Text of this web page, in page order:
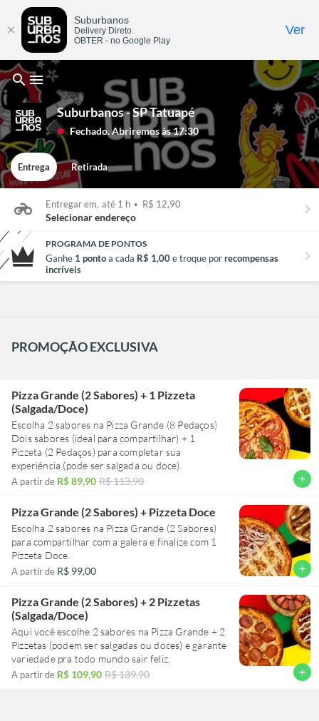
searchmenu
Suburbanos - SP Tatuapé
lens Fechado. Abriremos às 17:30
Entrega Retirada
Entregar em, até 1 h • R$ 12,90
Selecionar endereço keyboard_arrow_right
PROGRAMA DE PONTOS
Ganhe 1 pontoa cada R$ 1,00e troque porrecompensas
incríveis
chevron_right
PROMOÇÃO EXCLUSIVA
Pizza Grande (2 Sabores) + 1 Pizzeta
(Salgada/Doce)
Escolha 2 sabores na Pizza Grande (8 Pedaços)
Dois sabores (ideal para compartilhar) + 1
Pizzeta (2 Pedaços) para completar sua
experiência (pode ser salgada ou doce).
A partir de R$ 89,90 R$ 113,90 add
Pizza Grande (2 Sabores) + Pizzeta Doce
Escolha 2 sabores na Pizza Grande (2 Sabores)
para compartilhar com a galera e finalize com 1
Pizzeta Doce.
A partir de R$ 99,00 add
Pizza Grande (2 Sabores) + 2 Pizzetas
(Salgada/Doce)
Aqui você escolhe 2 sabores na Pizza Grande + 2
Pizzetas (podem ser salgadas ou doces) e garante
variedade pra todo mundo sair feliz.
A partir de R$ 109,90 R$ 139,90 add
Suburbanos
Delivery Direto
OBTER - no Google Play
Ver